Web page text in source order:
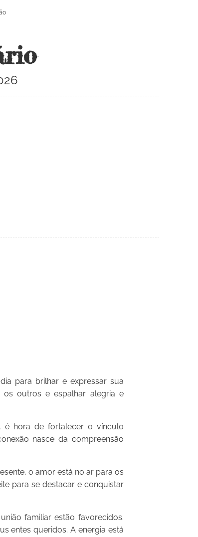
para brilhar e expressar sua
os outros e espalhar alegria e
é hora de fortalecer o vínculo
nasce da compreensão
o amor está no ar para os
para se destacar e conquistar
familiar estão favorecidos.
entes queridos. A energia está